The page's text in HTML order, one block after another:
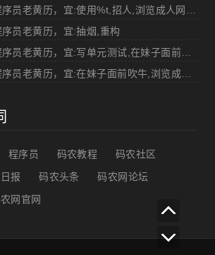
员老黄历，宜:抽烟,重构
程序员 码农教程
码农社区
报 码农头条
码农网论坛
网官网